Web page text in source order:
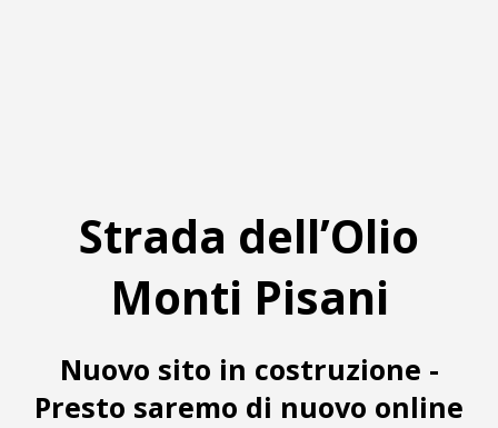
Strada dell’Olio
Monti Pisani
Nuovo sito in costruzione -
Presto saremo di nuovo online